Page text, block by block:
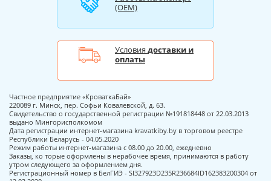
(ОЕМ)
Условия доставки и
оплаты
Частное предприятие «КроваткаБай»
220089 г. Минск, пер. Софьи Ковалевской, д. 63.
Свидетельство о государственной регистрации №191818448 от 22.03.2013
выдано Мингорисполкомом
Дата регистрации интернет-магазина kravatkiby.by в торговом реестре
Республики Беларусь - 04.05.2020
Режим работы интернет-магазина с 08.00 до 20.00, ежедневно
Заказы, ко торые оформлены в нерабочее время, принимаются в работу
утром следующего за оформлением дня.
Регистрационный номер в БелГИЭ - SI327923D235R236684ID162383200304 от